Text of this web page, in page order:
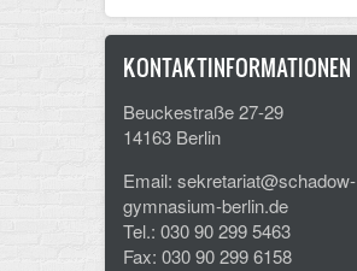
KONTAKTINFORMATIONEN
Beuckestraße 27-29
14163 Berlin
Email: sekretariat@schadow-
gymnasium-berlin.de
Tel.: 030 90 299 5463
Fax: 030 90 299 6158